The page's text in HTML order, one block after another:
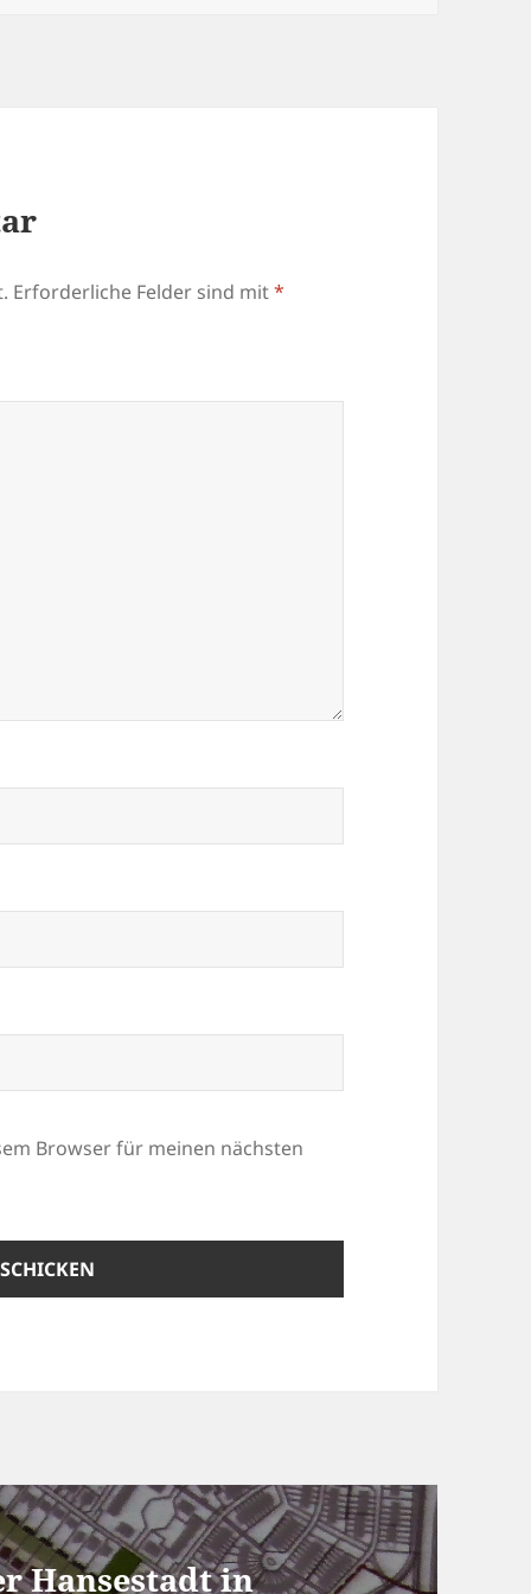
Erforderliche Felder sind mit*
Browser für meinen nächsten
Hansestadt in